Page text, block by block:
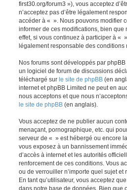
first30.org/forum3 »), vous acceptez
n’acceptez pas d’être légalement
accéder à « ». Nous pouvons modifier
informer de ces modifications, bien
effet, si vous continuez à participer à «
légalement responsable des conditions
Nos forums sont développés par
un logiciel de forum de discussions
téléchargé sur le site de phpBB (en
internet et phpBB Limited ne peut en
nous acceptons et que nous
le site de phpBB (en anglais).
Vous acceptez de ne publier aucun
menaçant, pornographique, etc. qui
serveur de « » est hébergé ou encore
vous exposez à un bannissement
d’accès à internet et les autorités
renforcement de ces conditions. Vous
ou de verrouiller n’importe quel sujet
En tant qu’utilisateur, vous acceptez
dans notre base de données. Bien que